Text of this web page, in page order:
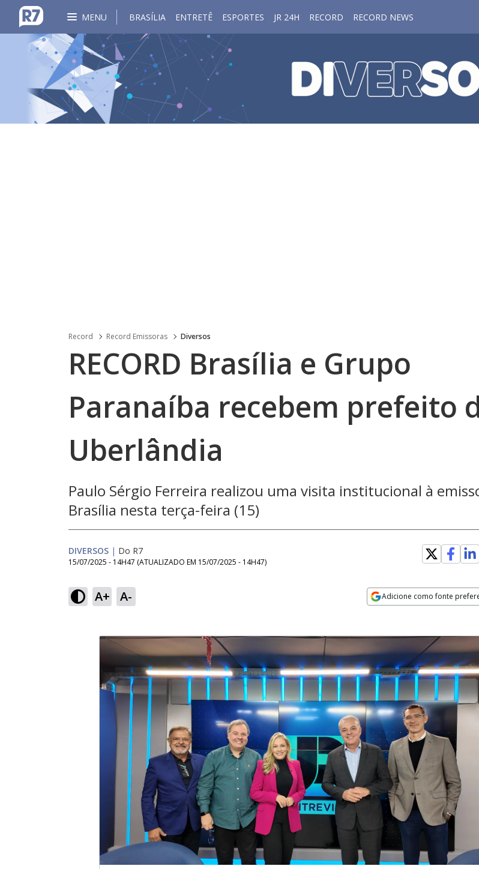
MENU BRASÍLIA ENTRETÊ ESPORTES JR 24H RECORD RECORD NEWS
Record Record Emissoras Diversos
RECORD Brasília e Grupo
Paranaíba recebem prefeito
Uberlândia
Paulo Sérgio Ferreira realizou uma visita institucional à
Brasília nesta terça-feira (15)
DIVERSOS | Do R7
15/07/2025 - 14H47 (ATUALIZADO EM 15/07/2025 - 14H47)
A+ A- Adicione como fonte